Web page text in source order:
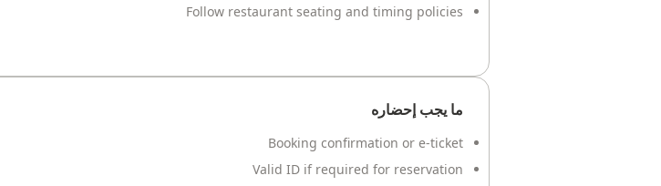
Follow restaurant seating and timing policies
ما يجب إحضاره
Booking confirmation or e-ticket
Valid ID if required for reservation